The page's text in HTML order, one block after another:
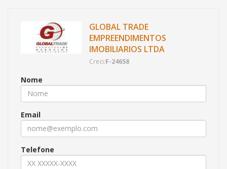
GLOBAL TRADE
EMPREENDIMENTOS
IMOBILIARIOS LTDA
Creci:F-24658
Nome
Email
Telefone